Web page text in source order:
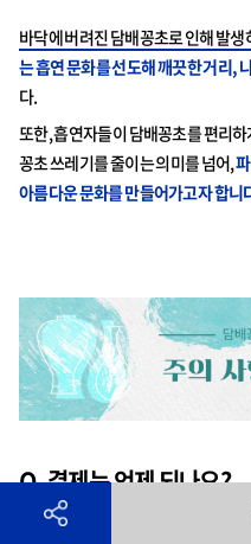
바닥에 버려진 담배꽁초로 인해 발
는 흡연 문화를 선도해 깨끗한 거리,
다.
또한, 흡연자들이 담배꽁초를 편리
꽁초 쓰레기를 줄이는 의미를 넘어,
아름다운 문화를 만들어가고자 합니
Q. 결제는 언제 되나요?